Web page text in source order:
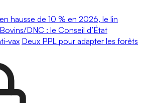
hausse de 10 % en 2026, le lin
Bovins/DNC : le Conseil d’État
vax Deux PPL pour adapter les forêts